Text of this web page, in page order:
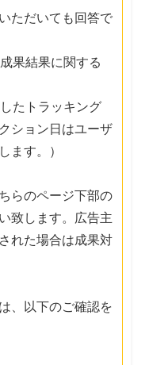
ただいても回答で
果結果に関する
たトラッキング
ション日はユーザ
ます。）
らのページ下部の
致します。広告主
れた場合は成果対
、以下のご確認を